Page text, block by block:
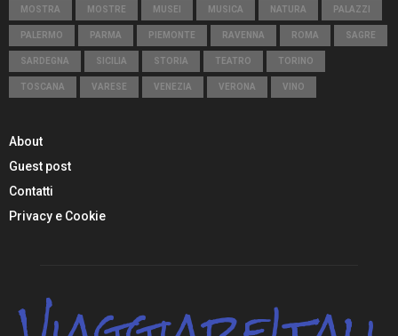
MOSTRA MOSTRE MUSEI MUSICA NATURA PALAZZI
PALERMO PARMA PIEMONTE RAVENNA ROMA SAGRE
SARDEGNA SICILIA STORIA TEATRO TORINO
TOSCANA VARESE VENEZIA VERONA VINO
About
Guest post
Contatti
Privacy e Cookie